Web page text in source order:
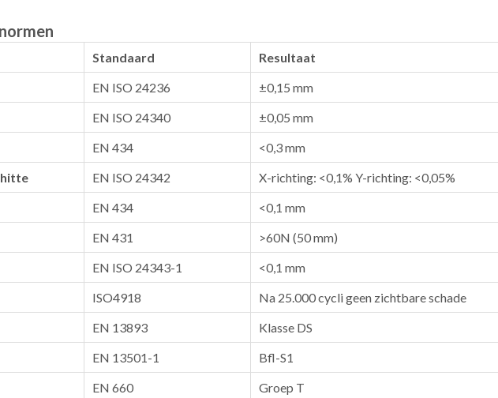
Standaard
Resultaat
EN ISO 24236
±0,15 mm
EN ISO 24340
±0,05 mm
EN 434
<0,3 mm
hitte
EN ISO 24342
X-richting: <0,1% Y-richting: <0,05%
EN 434
<0,1 mm
EN 431
>60N (50 mm)
EN ISO 24343-1
<0,1 mm
ISO4918
Na 25.000 cycli geen zichtbare schade
EN 13893
Klasse DS
EN 13501-1
Bfl-S1
EN 660
Groep T